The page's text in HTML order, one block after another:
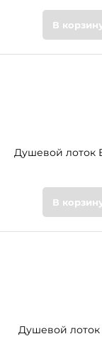
В
Душевой лоток
В
Душевой лоток